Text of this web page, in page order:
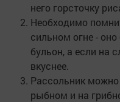
него горсточку
Необходимо
сильном огне -
бульон, а если на
вкуснее.
Рассольник
рыбном и на